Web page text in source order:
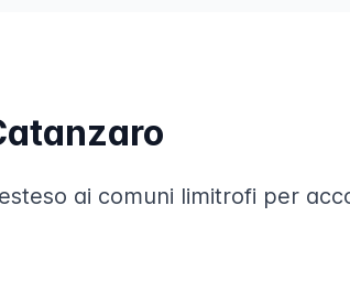
ai comuni limitrofi per